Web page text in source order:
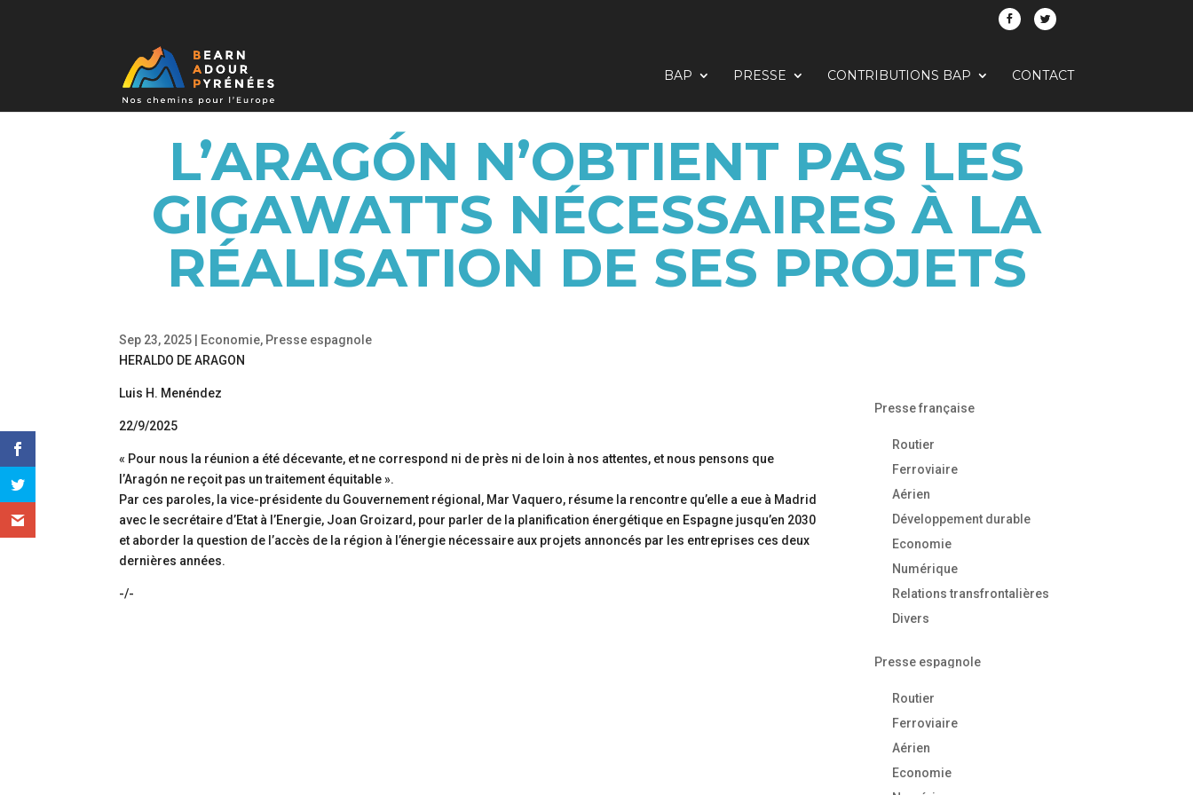
BAP PRESSE CONTRIBUTIONS BAP CONTACT
L’ARAGÓN N’OBTIENT PAS LES
GIGAWATTS NÉCESSAIRES À LA
RÉALISATION DE SES PROJETS
Sep 23, 2025 Economie, Presse espagnole
HERALDO DE ARAGON
Luis H. Menéndez
22/9/2025
« Pour nous la réunion a été décevante, et ne correspond ni de près ni de loin à nos attentes, et nous pensons que
l’Aragón ne reçoit pas un traitement équitable ».
Par ces paroles, la vice-présidente du Gouvernement régional, Mar Vaquero, résume la rencontre qu’elle a eue à Madrid
avec le secrétaire d’Etat à l’Energie, Joan Groizard, pour parler de la planification énergétique en Espagne jusqu’en 2030
et aborder la question de l’accès de la région à l’énergie nécessaire aux projets annoncés par les entreprises ces deux
dernières années.
-/-
Presse française
Routier
Ferroviaire
Aérien
Développement durable
Economie
Numérique
Relations transfrontalières
Divers
Presse espagnole
Routier
Ferroviaire
Aérien
Economie